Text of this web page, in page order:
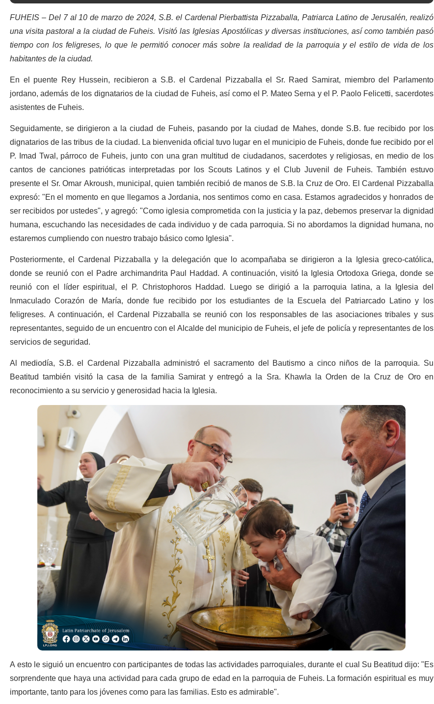
FUHEIS – Del 7 al 10 de marzo de 2024, S.B. el Cardenal Pierbattista Pizzaballa, Patriarca Latino de Jerusalén, realizó
una visita pastoral a la ciudad de Fuheis. Visitó las Iglesias Apostólicas y diversas instituciones, así como también pasó
tiempo con los feligreses, lo que le permitió conocer más sobre la realidad de la parroquia y el estilo de vida de los
habitantes de la ciudad.
En el puente Rey Hussein, recibieron a S.B. el Cardenal Pizzaballa el Sr. Raed Samirat, miembro del Parlamento
jordano, además de los dignatarios de la ciudad de Fuheis, así como el P. Mateo Serna y el P. Paolo Felicetti, sacerdotes
asistentes de Fuheis.
Seguidamente, se dirigieron a la ciudad de Fuheis, pasando por la ciudad de Mahes, donde S.B. fue recibido por los
dignatarios de las tribus de la ciudad. La bienvenida oficial tuvo lugar en el municipio de Fuheis, donde fue recibido por el
P. Imad Twal, párroco de Fuheis, junto con una gran multitud de ciudadanos, sacerdotes y religiosas, en medio de los
cantos de canciones patrióticas interpretadas por los Scouts Latinos y el Club Juvenil de Fuheis. También estuvo
presente el Sr. Omar Akroush, municipal, quien también recibió de manos de S.B. la Cruz de Oro. El Cardenal Pizzaballa
expresó: "En el momento en que llegamos a Jordania, nos sentimos como en casa. Estamos agradecidos y honrados de
ser recibidos por ustedes", y agregó: "Como iglesia comprometida con la justicia y la paz, debemos preservar la dignidad
humana, escuchando las necesidades de cada individuo y de cada parroquia. Si no abordamos la dignidad humana, no
estaremos cumpliendo con nuestro trabajo básico como Iglesia".
Posteriormente, el Cardenal Pizzaballa y la delegación que lo acompañaba se dirigieron a la Iglesia greco-católica,
donde se reunió con el Padre archimandrita Paul Haddad. A continuación, visitó la Iglesia Ortodoxa Griega, donde se
reunió con el líder espiritual, el P. Christophoros Haddad. Luego se dirigió a la parroquia latina, a la Iglesia del
Inmaculado Corazón de María, donde fue recibido por los estudiantes de la Escuela del Patriarcado Latino y los
feligreses. A continuación, el Cardenal Pizzaballa se reunió con los responsables de las asociaciones tribales y sus
representantes, seguido de un encuentro con el Alcalde del municipio de Fuheis, el jefe de policía y representantes de los
servicios de seguridad.
Al mediodía, S.B. el Cardenal Pizzaballa administró el sacramento del Bautismo a cinco niños de la parroquia. Su
Beatitud también visitó la casa de la familia Samirat y entregó a la Sra. Khawla la Orden de la Cruz de Oro en
reconocimiento a su servicio y generosidad hacia la Iglesia.
A esto le siguió un encuentro con participantes de todas las actividades parroquiales, durante el cual Su Beatitud dijo: "Es
sorprendente que haya una actividad para cada grupo de edad en la parroquia de Fuheis. La formación espiritual es muy
importante, tanto para los jóvenes como para las familias. Esto es admirable".